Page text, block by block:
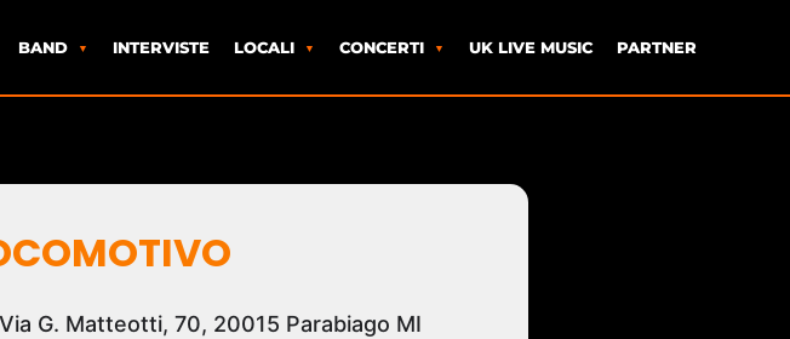
BAND INTERVISTE LOCALI CONCERTI UK LIVE MUSIC PARTNER
Via G. Matteotti, 70, 20015 Parabiago MI